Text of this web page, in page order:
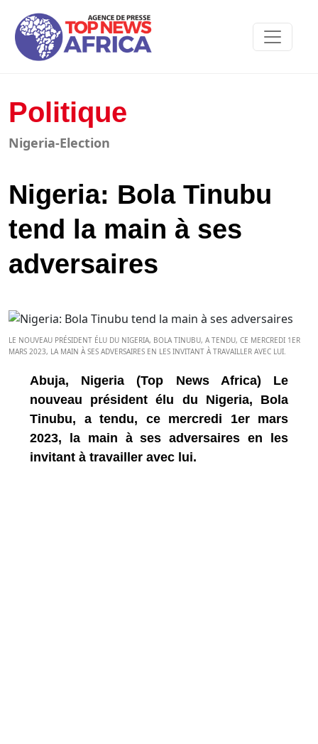
Politique
Nigeria-Election
Nigeria: Bola Tinubu
tend la main à ses
adversaires
LE NOUVEAU PRÉSIDENT ÉLU DU NIGERIA, BOLA TINUBU, A TENDU, CE MERCREDI 1ER
MARS 2023, LA MAIN À SES ADVERSAIRES EN LES INVITANT À TRAVAILLER AVEC LUI.
Abuja, Nigeria (Top News Africa) Le
nouveau président élu du Nigeria, Bola
Tinubu, a tendu, ce mercredi 1er mars
2023, la main à ses adversaires en les
invitant à travailler avec lui.